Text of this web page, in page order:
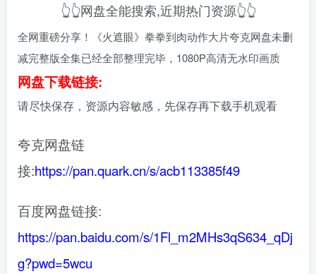
👆👆网盘全能搜索,近期热门资源👆👆
全网重磅分享！《火遮眼》拳拳到肉动作大片夸克网盘未删
减完整版全集已经全部整理完毕，1080P高清无水印画质
网盘下载链接:
请尽快保存，资源内容敏感，先保存再下载手机观看
夸克网盘链
接:https://pan.quark.cn/s/acb113385f49
百度网盘链接:
https://pan.baidu.com/s/1Fl_m2MHs3qS634_qDj
g?pwd=5wcu